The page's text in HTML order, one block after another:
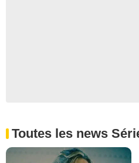
Toutes les news